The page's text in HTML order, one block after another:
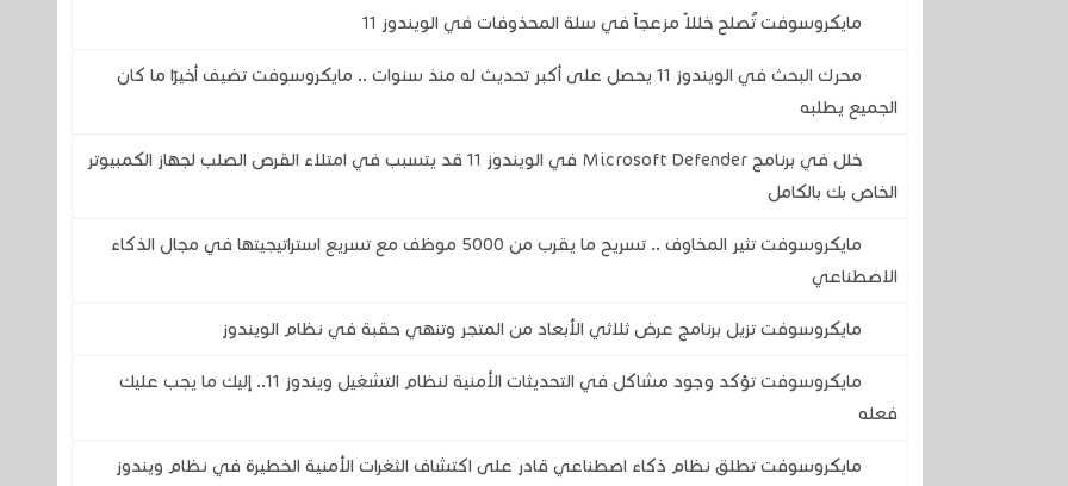
مايكروسوفت تُصلح خللاً مزعجاً في سلة المحذوفات في الويندوز 11
محرك البحث في الويندوز 11 يحصل على أكبر تحديث له منذ سنوات .. مايكروسوفت تضيف أخيرًا ما كان
الجميع يطلبه
خلل في برنامج Microsoft Defender في الويندوز 11 قد يتسبب في امتلاء القرص الصلب لجهاز الكمبيوتر
الخاص بك بالكامل
مايكروسوفت تثير المخاوف .. تسريح ما يقرب من 5000 موظف مع تسريع استراتيجيتها في مجال الذكاء
الاصطناعي
مايكروسوفت تزيل برنامج عرض ثلاثي الأبعاد من المتجر وتنهي حقبة في نظام الويندوز
مايكروسوفت تؤكد وجود مشاكل في التحديثات الأمنية لنظام التشغيل ويندوز 11.. إليك ما يجب عليك
فعله
مايكروسوفت تطلق نظام ذكاء اصطناعي قادر على اكتشاف الثغرات الأمنية الخطيرة في نظام ويندوز